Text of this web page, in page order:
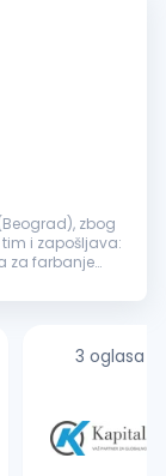
zbog
i zapošljava:
3 oglasa